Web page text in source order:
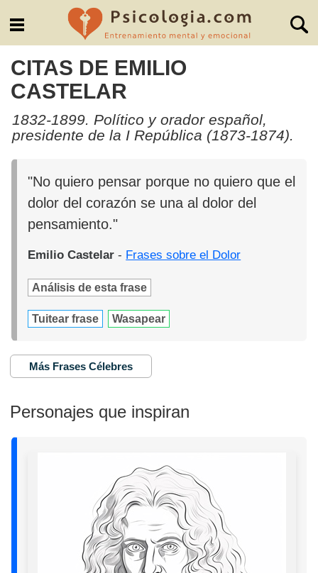
CITAS DE EMILIO
CASTELAR
1832-1899. Político y orador español,
presidente de la I República (1873-1874).
"No quiero pensar porque no quiero que el
dolor del corazón se una al dolor del
pensamiento."
Emilio Castelar - Frases sobre el Dolor
Análisis de esta frase
Tuitear frase Wasapear
Más Frases Célebres
Personajes que inspiran